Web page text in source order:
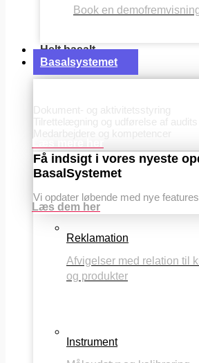
Book en
Helt basalt
Basalsystemet
Dokument- og aktivitetsstyring
Tilrettelægning og udførelse af audits
Medarbejdere og kompetencer
Få indsigt i vores nyeste
BasalSystemet
Vi opdater løbende med nye
Læs dem her
Reklamation
Afvigelser med relation til
og produkter
Instrument